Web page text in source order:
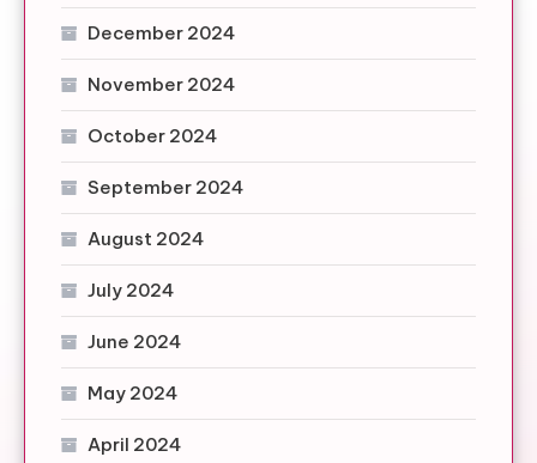
December 2024
November 2024
October 2024
September 2024
August 2024
July 2024
June 2024
May 2024
April 2024